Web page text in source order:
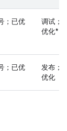
；已优
调试；
优化*2
；已优
发布；
优化